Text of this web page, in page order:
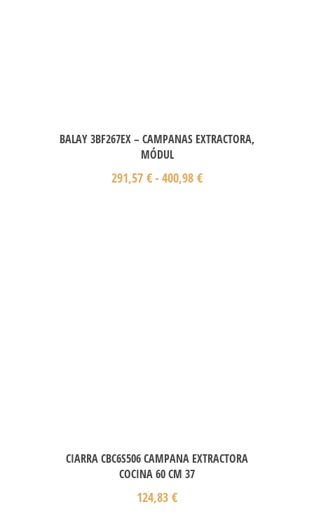
BALAY 3BF267EX – CAMPANAS EXTRACTORA,
MÓDUL
291,57 €- 400,98 €
CIARRA CBC6S506 CAMPANA EXTRACTORA
COCINA 60 CM 37
124,83 €